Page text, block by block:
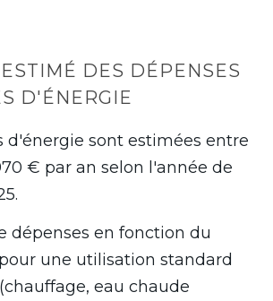
DES DÉPENSES
D'ÉNERGIE
d'énergie sont estimées entre
€ par an selon l'année de
dépenses en fonction du
une utilisation standard
eau chaude